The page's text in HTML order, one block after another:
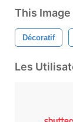
This
Décoratif
Les